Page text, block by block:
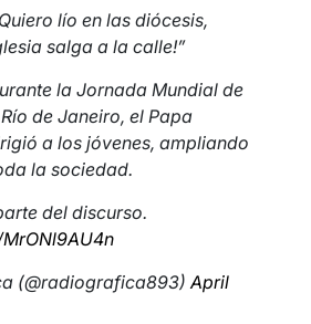
lío en las diócesis,
salga a la calle!”
la Jornada Mundial de
de Janeiro, el Papa
a los jóvenes, ampliando
la sociedad.
del discurso.
(@radiografica893) April